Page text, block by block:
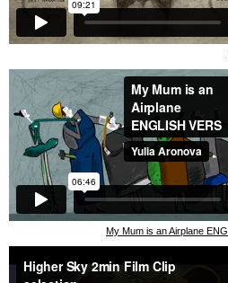
My Mum is an Airplane